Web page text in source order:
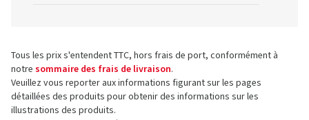
Tous les prix s'entendent TTC, hors frais de port, conformément à
notre sommaire des frais de livraison.
Veuillez vous reporter aux informations figurant sur les pages
détaillées des produits pour obtenir des informations sur les
illustrations des produits.